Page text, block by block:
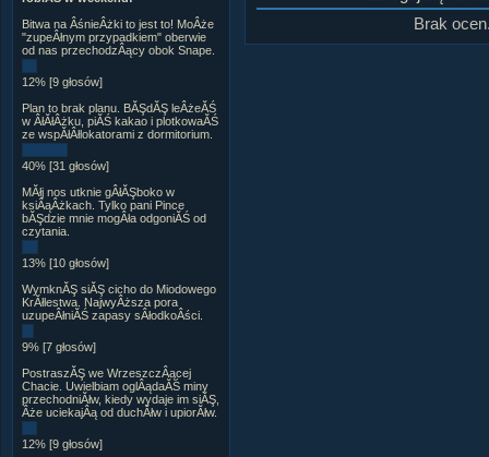
Bitwa na ÂśnieÂżki to jest to! MoÂże
"zupeÂłnym przypadkiem" oberwie
od nas przechodzÂący obok Snape.
12% [9 głosów]
Plan to brak planu. BĂŞdĂŞ leÂżeĂŚ
w ÂłĂłÂżku, piĂŚ kakao i plotkowaĂŚ
ze wspĂłÂłlokatorami z dormitorium.
40% [31 głosów]
MĂłj nos utknie gÂłĂŞboko w
ksiÂąÂżkach. Tylko pani Pince
bĂŞdzie mnie mogÂła odgoniĂŚ od
czytania.
13% [10 głosów]
WymknĂŞ siĂŞ cicho do Miodowego
KrĂłlestwa. NajwyÂższa pora
uzupeÂłniĂŚ zapasy sÂłodkoÂści.
9% [7 głosów]
PostraszĂŞ we WrzeszczÂącej
Chacie. Uwielbiam oglÂądaĂŚ miny
przechodniĂłw, kiedy wydaje im siĂŞ,
Âże uciekajÂą od duchĂłw i upiorĂłw.
12% [9 głosów]
Brak